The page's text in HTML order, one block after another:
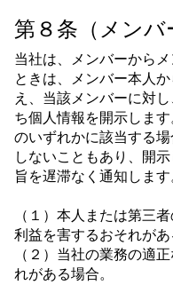
第８条（メンバ
当社は、メンバーから
ときは、メンバー本人
え、当該メンバーに対
ち個人情報を開示しま
のいずれかに該当する
しないこともあり、開
旨を遅滞なく通知します
（１）本人または第三
利益を害するおそれがあ
（２）当社の業務の適
れがある場合。